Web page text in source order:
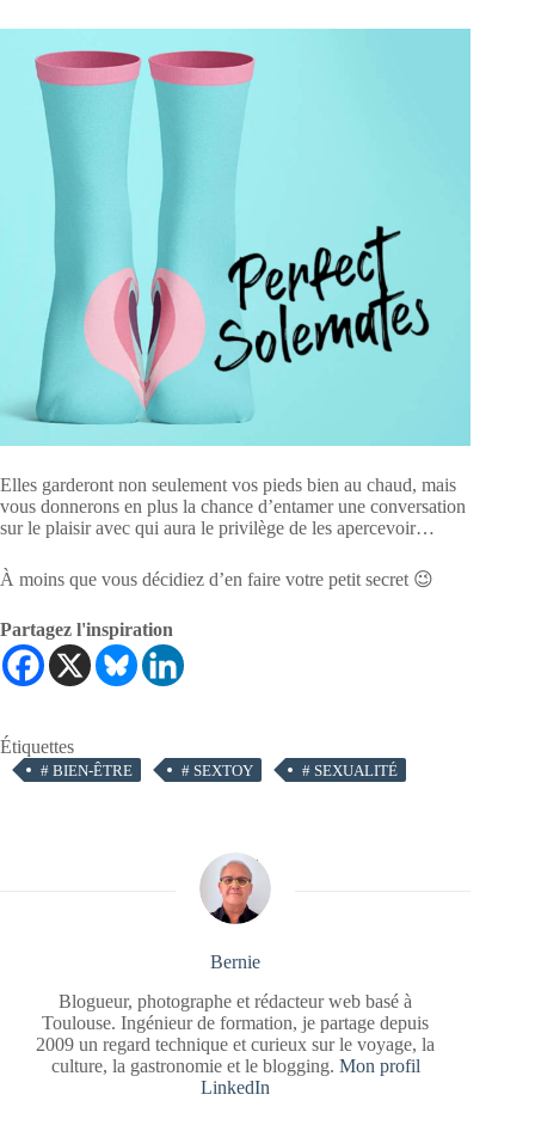
Elles garderont non seulement vos pieds bien au chaud, mais
vous donnerons en plus la chance d’entamer une conversation
sur le plaisir avec qui aura le privilège de les apercevoir…
À moins que vous décidiez d’en faire votre petit secret 😉
Partagez l'inspiration
Étiquettes
# BIEN-ÊTRE # SEXTOY # SEXUALITÉ
Bernie
Blogueur, photographe et rédacteur web basé à
Toulouse. Ingénieur de formation, je partage depuis
2009 un regard technique et curieux sur le voyage, la
culture, la gastronomie et le blogging. Mon profil
LinkedIn